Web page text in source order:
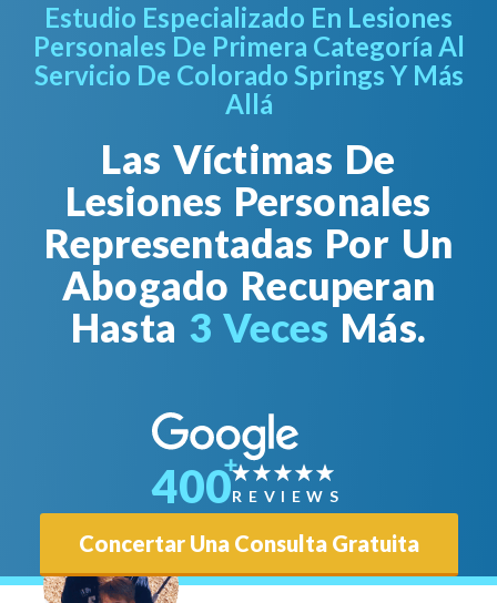
Estudio Especializado En Lesiones
Personales De Primera Categoría Al
Servicio De Colorado Springs Y Más
Allá
Las Víctimas De
Lesiones Personales
Representadas Por Un
Abogado Recuperan
Hasta 3 Veces Más.
Concertar Una Consulta Gratuita
400REVIEWS